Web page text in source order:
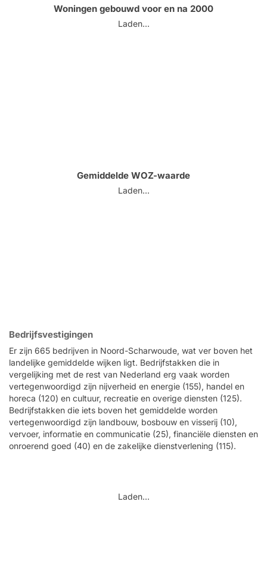
Woningen gebouwd voor en na 2000
Laden...
Gemiddelde WOZ-waarde
Laden...
Bedrijfsvestigingen
Er zijn 665 bedrijven in Noord-Scharwoude, wat ver boven het
landelijke gemiddelde wijken ligt. Bedrijfstakken die in
vergelijking met de rest van Nederland erg vaak worden
vertegenwoordigd zijn nijverheid en energie (155), handel en
horeca (120) en cultuur, recreatie en overige diensten (125).
Bedrijfstakken die iets boven het gemiddelde worden
vertegenwoordigd zijn landbouw, bosbouw en visserij (10),
vervoer, informatie en communicatie (25), financiële diensten en
onroerend goed (40) en de zakelijke dienstverlening (115).
Laden...